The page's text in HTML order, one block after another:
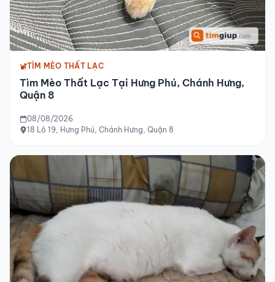
TÌM MÈO THẤT LẠC
Tìm Mèo Thất Lạc Tại Hưng Phú, Chánh Hưng,
Quận 8
08/08/2026
18 Lô 19, Hưng Phú, Chánh Hưng, Quận 8